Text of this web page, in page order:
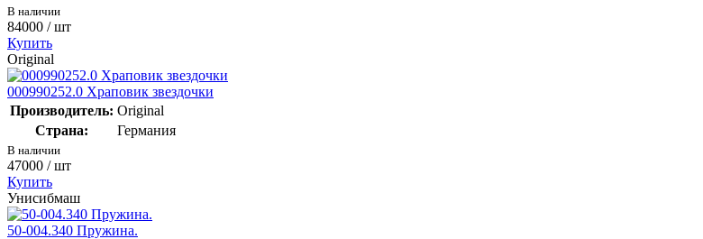
В наличии
84000 / шт
Купить
Original
000990252.0 Храповик звездочки
Производитель: Original
Страна:
Германия
В наличии
47000 / шт
Купить
Унисибмаш
50-004.340 Пружина.